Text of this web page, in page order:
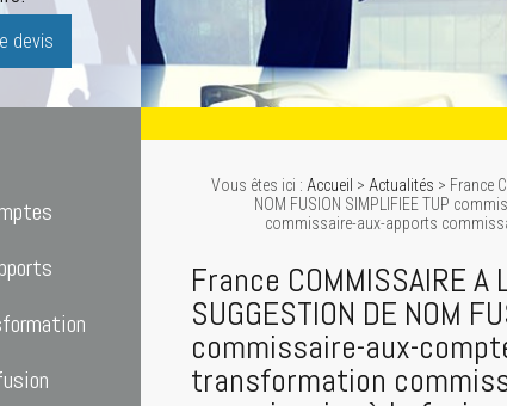
devis
Vous êtes ici : Accueil > Actualités > France
NOM FUSION SIMPLIFIEE TUP
commissaire-aux-apports
France COMMISSAIRE A
SUGGESTION DE NOM
commissaire-aux-
transformation